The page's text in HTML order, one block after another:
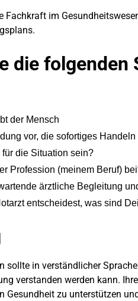
Fachkraft im
die folgenden
der Mensch
vor, die sofortiges Handeln
die Situation sein?
Profession (meinem Beruf)
ärztliche Begleitung
entscheidest, was sind
sollte in verständlicher
verstanden werden kann.
Gesundheit zu unterstützen